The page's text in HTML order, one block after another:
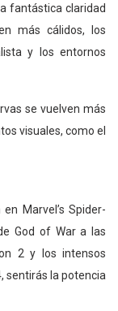
fantástica claridad
más cálidos, los
y los entornos
se vuelven más
visuales, como el
Marvel’s Spider-
God of War a las
2 y los intensos
sentirás la potencia